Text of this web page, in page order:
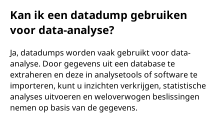
Kan ik een datadump gebruiken
voor data-analyse?
Ja, datadumps worden vaak gebruikt voor data-
analyse. Door gegevens uit een database te
extraheren en deze in analysetools of software te
importeren, kunt u inzichten verkrijgen, statistische
analyses uitvoeren en weloverwogen beslissingen
nemen op basis van de gegevens.